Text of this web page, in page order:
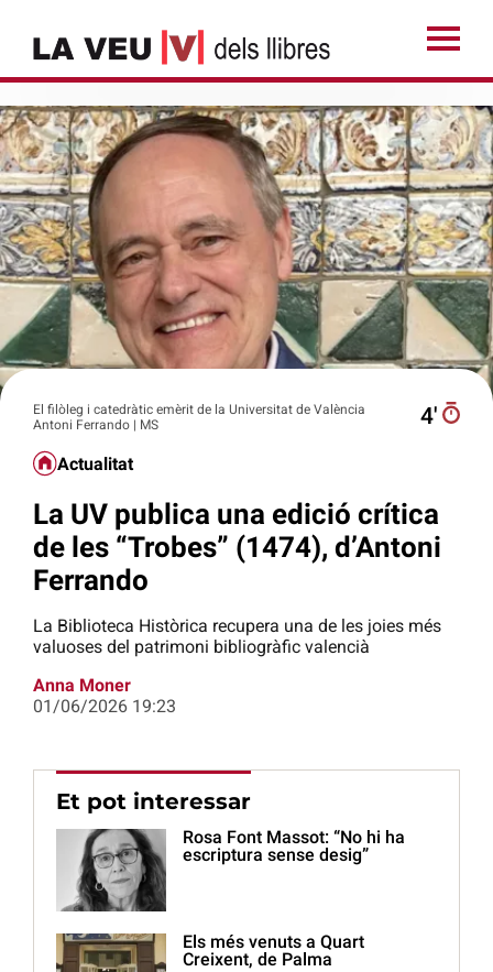
El filòleg i catedràtic emèrit de la Universitat de València
Antoni Ferrando | MS
4′
Actualitat
La UV publica una edició crítica
de les “Trobes” (1474), d’Antoni
Ferrando
La Biblioteca Històrica recupera una de les joies més
valuoses del patrimoni bibliogràfic valencià
Anna Moner
01/06/2026 19:23
Et pot interessar
Rosa Font Massot: “No hi ha
escriptura sense desig”
Els més venuts a Quart
Creixent, de Palma